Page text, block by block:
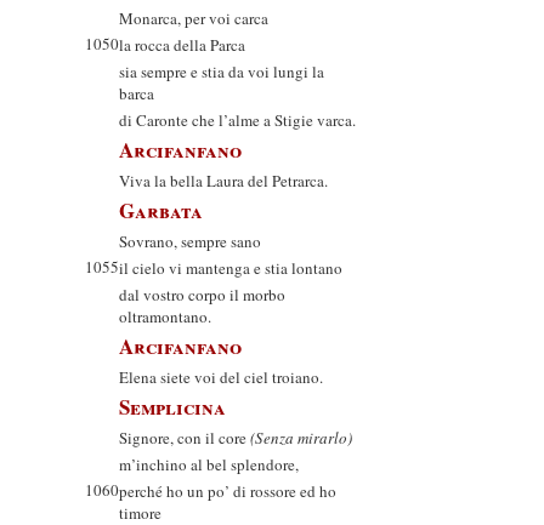
Monarca, per voi carca
1050la rocca della Parca
sia sempre e stia da voi lungi la
barca
di Caronte che l’alme a Stigie varca.
Arcifanfano
Viva la bella Laura del Petrarca.
Garbata
Sovrano, sempre sano
1055il cielo vi mantenga e stia lontano
dal vostro corpo il morbo
oltramontano.
Arcifanfano
Elena siete voi del ciel troiano.
Semplicina
Signore, con il core(Senza mirarlo)
m’inchino al bel splendore,
1060perché ho un po’ di rossore ed ho
timore